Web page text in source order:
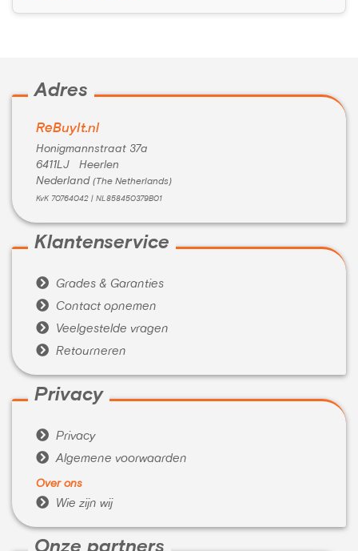
Adres
ReBuyIt.nl
Honigmannstraat 37a
6411LJ Heerlen
Nederland (The Netherlands)
KvK 70764042 | NL858450379B01
Klantenservice
 Grades & Garanties
 Contact opnemen
 Veelgestelde vragen
 Retourneren
Privacy
 Privacy
 Algemene voorwaarden
Over ons
 Wie zijn wij